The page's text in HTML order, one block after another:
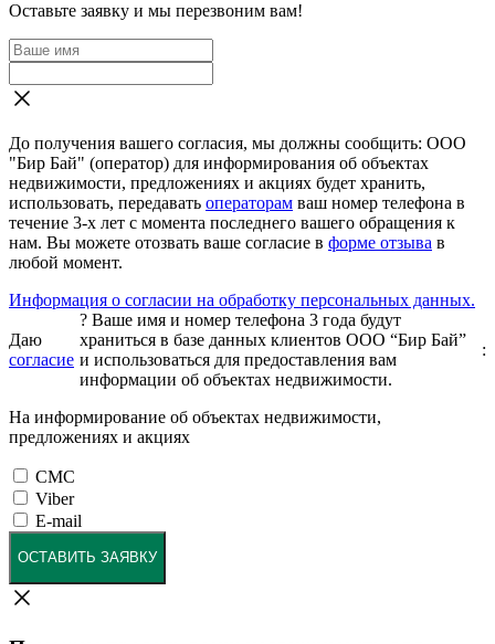
Оставьте заявку и мы перезвоним вам!
До получения вашего согласия, мы должны сообщить: ООО
"Бир Бай" (оператор) для информирования об объектах
недвижимости, предложениях и акциях будет хранить,
использовать, передавать операторам ваш номер телефона в
течение 3-х лет с момента последнего вашего обращения к
нам. Вы можете отозвать ваше согласие в форме отзыва в
любой момент.
Информация о согласии на обработку персональных данных.
Даю
согласие
? Ваше имя и номер телефона 3 года будут
храниться в базе данных клиентов ООО “Бир Бай”
и использоваться для предоставления вам
информации об объектах недвижимости.
:
На информирование об объектах недвижимости,
предложениях и акциях
СМС
Viber
E-mail
ОСТАВИТЬ ЗАЯВКУ